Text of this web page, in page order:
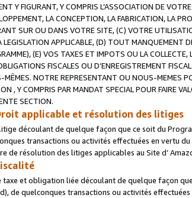
Y FIGURANT, Y COMPRIS L’ASSOCIATION DE
LA CONCEPTION, LA FABRICATION, LA
SUR OU DANS VOTRE SITE, (C) VOTRE
LEGISLATION APPLICABLE, (D) TOUT MANQUEMENT
(E) VOS TAXES ET IMPOTS OU LA
FISCALES OU D’ENREGISTREMENT
MÊMES. NOTRE REPRESENTANT OU NOUS-MEMES
, Y COMPRIS PAR MANDAT SPECIAL POUR FAIRE
SECTION.
applicable et résolution des litiges
découlant de quelque façon que ce soit du
transactions ou activités effectuées en vertu
de résolution des litiges applicables au Site d’
taxe et obligation liée découlant de quelque façon
de quelconques transactions ou activités